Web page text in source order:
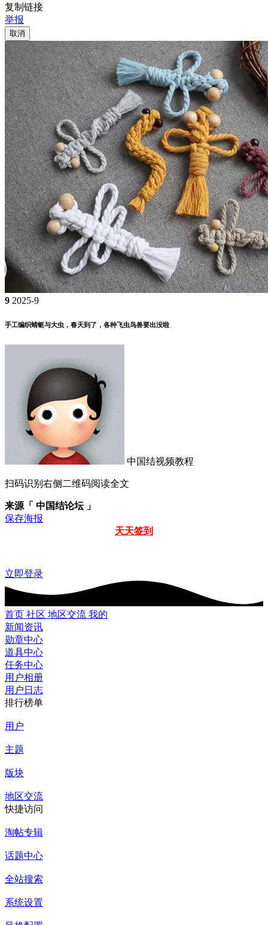
复制链接
举报
取消
9 2025-9
手工编织蜻蜓与大虫，春天到了，各种飞虫鸟兽要出没啦
中国结视频教程
扫码识别右侧二维码阅读全文
来源「 中国结论坛 」
保存海报
天天签到
立即登录
首页 社区 地区交流 我的
新闻资讯
勋章中心
道具中心
任务中心
用户相册
用户日志
排行榜单
用户
主题
版块
地区交流
快捷访问
淘帖专辑
话题中心
全站搜索
系统设置